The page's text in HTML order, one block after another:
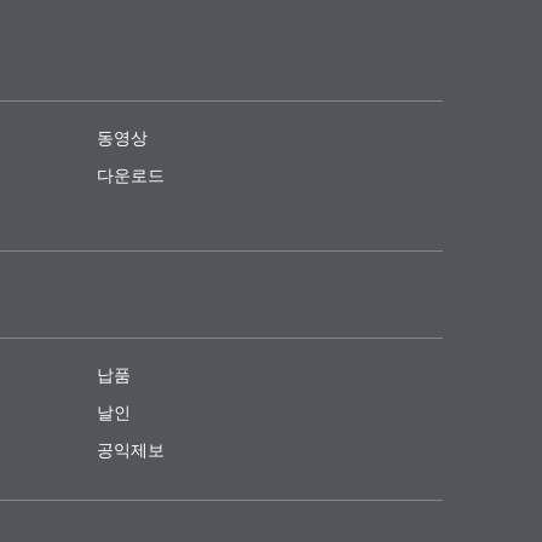
동영상
다운로드
납품
날인
공익제보